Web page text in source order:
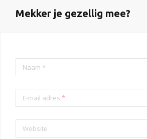
Mekker je gezellig mee?
Naam *
E-mail adres *
Website